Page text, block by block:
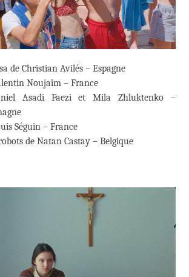
de Christian Avilés – Espagne
Noujaïm – France
Asadi Faezi et Mila Zhluktenko –
Séguin – France
de Natan Castay – Belgique